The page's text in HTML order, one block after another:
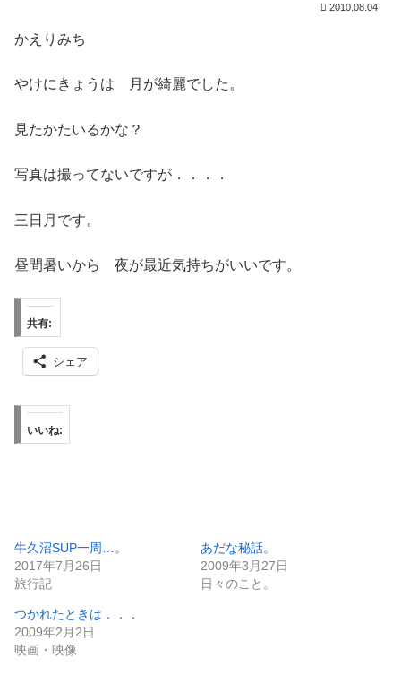
2010.08.04
かえりみち
やけにきょうは 月が綺麗でした。
見たかたいるかな？
写真は撮ってないですが．．．．
三日月です。
昼間暑いから 夜が最近気持ちがいいです。
共有:
シェア
いいね:
牛久沼SUP一周…。
2017年7月26日
旅行記
あだな秘話。
2009年3月27日
日々のこと。
つかれたときは．．．
2009年2月2日
映画・映像